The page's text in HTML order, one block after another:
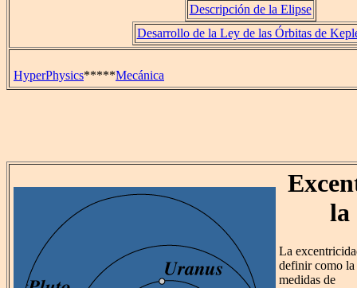
Descripción de la Elipse
Desarrollo de la Ley de las Órbitas de
HyperPhysics*****Mecánica
la
La
definir como la
medidas de